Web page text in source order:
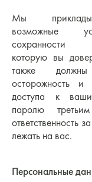
Мы
возможные
сохранности
которую вы
также
осторожность и
доступа к
паролю
ответственность
лежать на вас.
Персональные